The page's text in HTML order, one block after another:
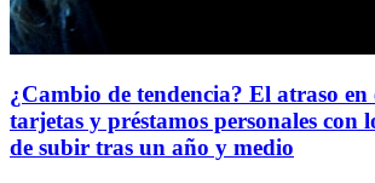
¿Cambio de tendencia? El atraso en
tarjetas y préstamos personales con
de subir tras un año y medio